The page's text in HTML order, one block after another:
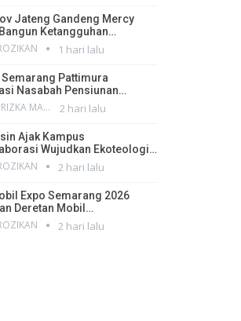
Jateng Gandeng Mercy
Ketangguhan…
1 hari lalu
Semarang Pattimura
Nasabah Pensiunan…
NANDA RIZKA MAHENDRA 2 hari lalu
Ajak Kampus
Wujudkan Ekoteologi…
2 hari lalu
Expo Semarang 2026
Deretan Mobil…
2 hari lalu